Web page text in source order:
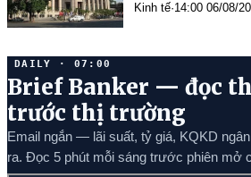
Kinh tế·14:00 06/08/
DAILY · 07:00
Brief Banker — đọc
trước thị trường
Email ngắn — lãi suất, tỷ giá, KQKD
ra. Đọc 5 phút mỗi sáng trước phiên mở